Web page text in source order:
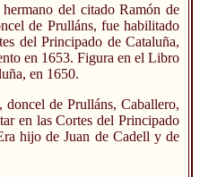
del citado Ramón de
de Prulláns, fue habilitado
del Principado de Cataluña,
en 1653. Figura en el Libro
en 1650.
de Prulláns, Caballero,
en las Cortes del Principado
hijo de Juan de Cadell y de